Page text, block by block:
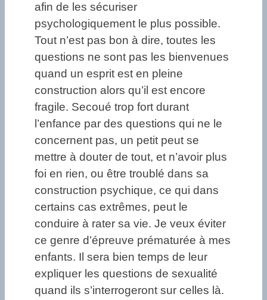
afin de les sécuriser
psychologiquement le plus possible.
Tout n’est pas bon à dire, toutes les
questions ne sont pas les bienvenues
quand un esprit est en pleine
construction alors qu’il est encore
fragile. Secoué trop fort durant
l’enfance par des questions qui ne le
concernent pas, un petit peut se
mettre à douter de tout, et n’avoir plus
foi en rien, ou être troublé dans sa
construction psychique, ce qui dans
certains cas extrêmes, peut le
conduire à rater sa vie. Je veux éviter
ce genre d’épreuve prématurée à mes
enfants. Il sera bien temps de leur
expliquer les questions de sexualité
quand ils s’interrogeront sur celles là.